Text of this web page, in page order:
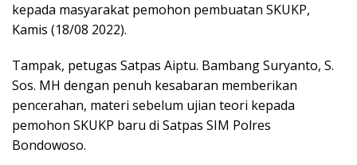
kepada masyarakat pemohon pembuatan SKUKP,
Kamis (18/08 2022).
Tampak, petugas Satpas Aiptu. Bambang Suryanto, S.
Sos. MH dengan penuh kesabaran memberikan
pencerahan, materi sebelum ujian teori kepada
pemohon SKUKP baru di Satpas SIM Polres
Bondowoso.